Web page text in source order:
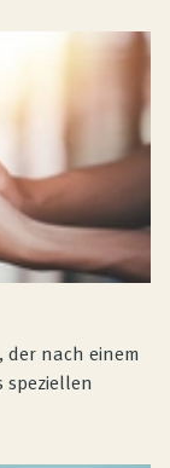
nach einem